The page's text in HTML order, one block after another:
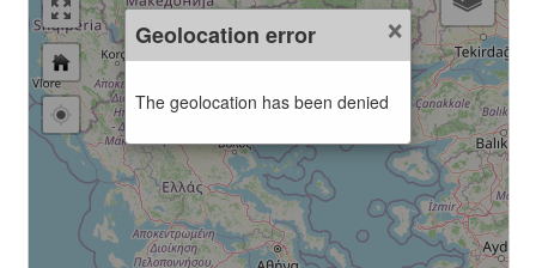
×
Geolocation error
The geolocation has been denied